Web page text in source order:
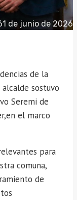
1 de junio de 2026
de la
sostuvo
Seremi de
el marco
para
comuna,
de